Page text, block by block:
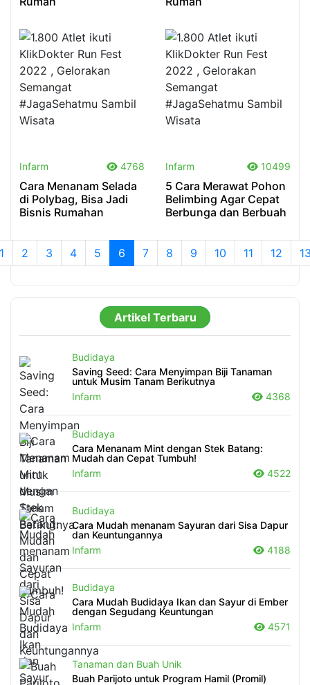
Infarm 4768
Cara Menanam Selada
di Polybag, Bisa Jadi
Bisnis Rumahan
Infarm 10499
5 Cara Merawat Pohon
Belimbing Agar Cepat
Berbunga dan Berbuah
2 3 4 5 6 7 8 9 10 11 12
Artikel Terbaru
Budidaya
Saving Seed: Cara Menyimpan Biji Tanaman
untuk Musim Tanam Berikutnya
Infarm
4368
Budidaya
Cara Menanam Mint dengan Stek Batang:
Mudah dan Cepat Tumbuh!
Infarm
4522
Budidaya
Cara Mudah menanam Sayuran dari Sisa Dapur
dan Keuntungannya
Infarm
4188
Budidaya
Cara Mudah Budidaya Ikan dan Sayur di Ember
dengan Segudang Keuntungan
Infarm
4571
Tanaman dan Buah Unik
Buah Parijoto untuk Program Hamil (Promil)